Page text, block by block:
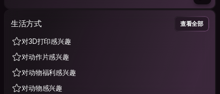
生活方式 查看全部
对3D打印感兴趣
对动作片感兴趣
对动物福利感兴趣
对动物感兴趣